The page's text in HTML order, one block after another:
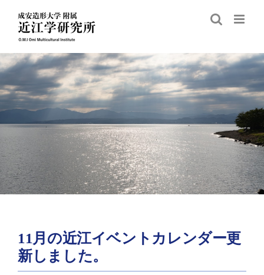
content
11月の近江イベントカレンダー更
新しました。